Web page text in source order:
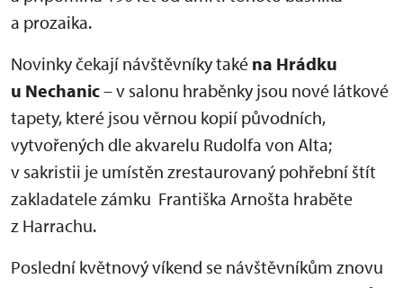
a prozaika.
Novinky čekají návštěvníky také na Hrádku
u Nechanic– v salonu hraběnky jsou nové látkové
tapety, které jsou věrnou kopií původních,
vytvořených dle akvarelu Rudolfa von Alta;
v sakristii je umístěn zrestaurovaný pohřební štít
zakladatele zámku Františka Arnošta hraběte
z Harrachu.
Poslední květnový víkend se návštěvníkům znovu